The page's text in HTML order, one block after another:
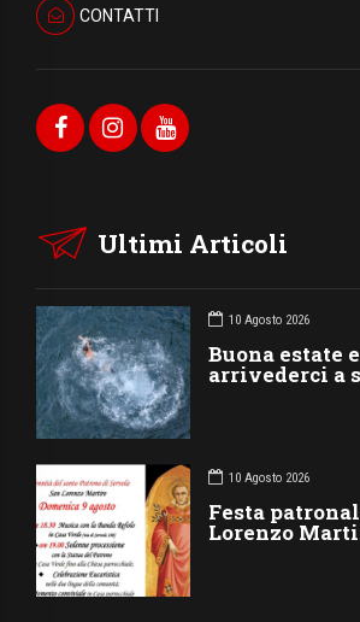
CONTATTI
Ultimi Articoli
10 Agosto 2026
Buona estate e
arrivederci a
10 Agosto 2026
Festa
Lorenzo